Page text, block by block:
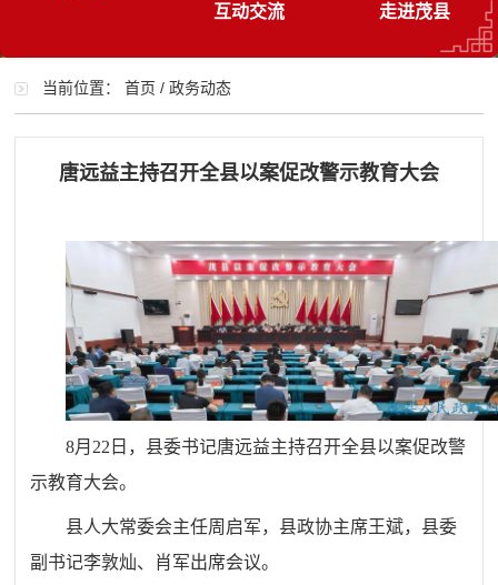
互动交流 走进茂县
当前位置：首页 /政务动态
唐远益主持召开全县以案促改警示教育大会
8月22日，县委书记唐远益主持召开全县以案促改警
示教育大会。
县人大常委会主任周启军，县政协主席王斌，县委
副书记李敦灿、肖军出席会议。